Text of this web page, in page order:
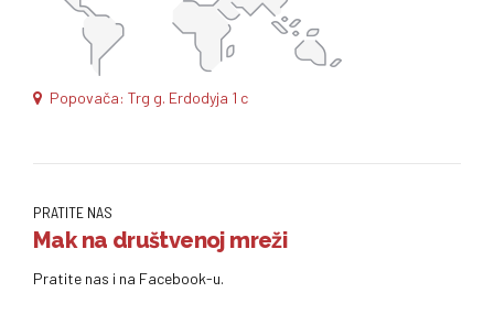
Popovača: Trg g. Erdodyja 1 c
PRATITE NAS
Mak na društvenoj mreži
Pratite nas i na Facebook-u.